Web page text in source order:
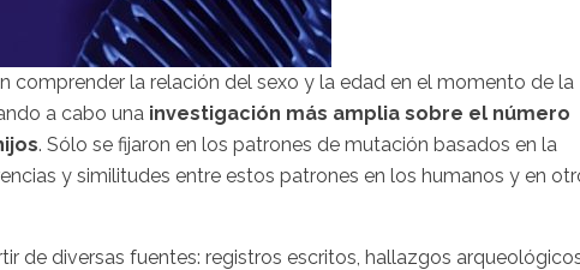
comprender la relación del sexo y la edad en el momento de la
a cabo una investigación más amplia sobre el número
. Sólo se fijaron en los patrones de mutación basados en la
y similitudes entre estos patrones en los humanos y en
de diversas fuentes: registros escritos, hallazgos